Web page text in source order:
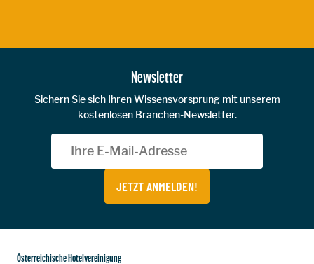
Newsletter
Sichern Sie sich Ihren Wissensvorsprung mit unserem
kostenlosen Branchen-Newsletter.
JETZT ANMELDEN!
Österreichische Hotelvereinigung